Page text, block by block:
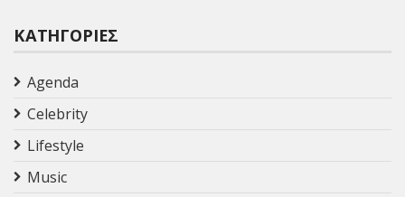
ΚΑΤΗΓΟΡΊΕΣ
Agenda
Celebrity
Lifestyle
Music